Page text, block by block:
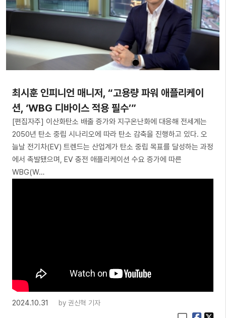
최시훈 인피니언 매니저, “고용량 파워 애플리케이
션, ‘WBG 디바이스 적용 필수’”
[편집자주] 이산화탄소 배출 증가와 지구온난화에 대응해 전세계는
2050년 탄소 중립 시나리오에 따라 탄소 감축을 진행하고 있다. 오
늘날 전기차(EV) 트렌드는 산업계가 탄소 중립 목표를 달성하는 과정
에서 촉발됐으며, EV 충전 애플리케이션 수요 증가에 따른
WBG(W…
2024.10.31 by 권신혁 기자